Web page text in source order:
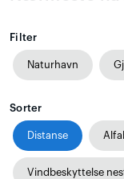
Filter
Naturhavn
Sorter
Distanse
Vindbeskyttelse